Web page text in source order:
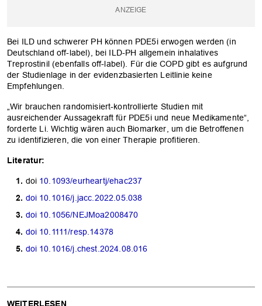
Bei ILD und schwerer PH können PDE5i erwogen werden (in
Deutschland off-label), bei ILD-PH allgemein inhalatives
Treprostinil (ebenfalls off-label). Für die COPD gibt es aufgrund
der Studienlage in der evidenzbasierten Leitlinie keine
Empfehlungen.
„Wir brauchen randomisiert-kontrollierte Studien mit
ausreichender Aussagekraft für PDE5i und neue Medikamente“,
forderte Li. Wichtig wären auch Biomarker, um die Betroffenen
zu identifizieren, die von einer Therapie profitieren.
Literatur:
doi 10.1093/eurheartj/ehac237
doi 10.1016/j.jacc.2022.05.038
doi 10.1056/NEJMoa2008470
doi 10.1111/resp.14378
doi 10.1016/j.chest.2024.08.016
WEITERLESEN